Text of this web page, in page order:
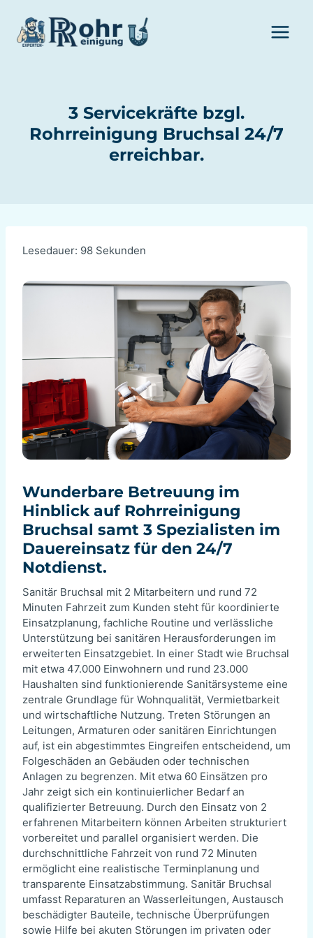
Inhalt
springen
3 Servicekräfte bzgl.
Rohrreinigung Bruchsal 24/7
erreichbar.
Lesedauer: 98 Sekunden
Wunderbare Betreuung im
Hinblick auf Rohrreinigung
Bruchsal samt 3 Spezialisten im
Dauereinsatz für den 24/7
Notdienst.
Sanitär Bruchsal mit 2 Mitarbeitern und rund 72
Minuten Fahrzeit zum Kunden steht für koordinierte
Einsatzplanung, fachliche Routine und verlässliche
Unterstützung bei sanitären Herausforderungen im
erweiterten Einsatzgebiet. In einer Stadt wie Bruchsal
mit etwa 47.000 Einwohnern und rund 23.000
Haushalten sind funktionierende Sanitärsysteme eine
zentrale Grundlage für Wohnqualität, Vermietbarkeit
und wirtschaftliche Nutzung. Treten Störungen an
Leitungen, Armaturen oder sanitären Einrichtungen
auf, ist ein abgestimmtes Eingreifen entscheidend, um
Folgeschäden an Gebäuden oder technischen
Anlagen zu begrenzen. Mit etwa 60 Einsätzen pro
Jahr zeigt sich ein kontinuierlicher Bedarf an
qualifizierter Betreuung. Durch den Einsatz von 2
erfahrenen Mitarbeitern können Arbeiten strukturiert
vorbereitet und parallel organisiert werden. Die
durchschnittliche Fahrzeit von rund 72 Minuten
ermöglicht eine realistische Terminplanung und
transparente Einsatzabstimmung. Sanitär Bruchsal
umfasst Reparaturen an Wasserleitungen, Austausch
beschädigter Bauteile, technische Überprüfungen
sowie Hilfe bei akuten Störungen im privaten oder